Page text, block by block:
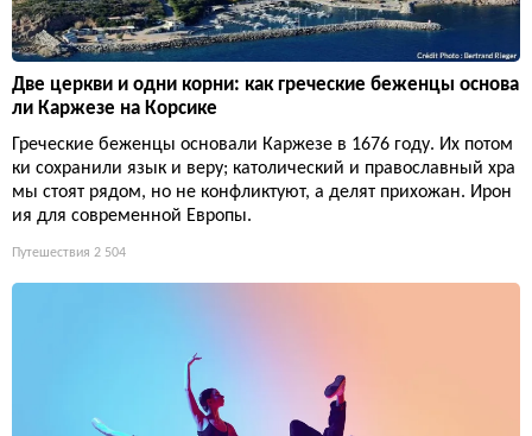
Две церкви и одни корни: как греческие беженцы основа
ли Каржезе на Корсике
Греческие беженцы основали Каржезе в 1676 году. Их потом
ки сохранили язык и веру; католический и православный хра
мы стоят рядом, но не конфликтуют, а делят прихожан. Ирон
ия для современной Европы.
Путешествия 2 504